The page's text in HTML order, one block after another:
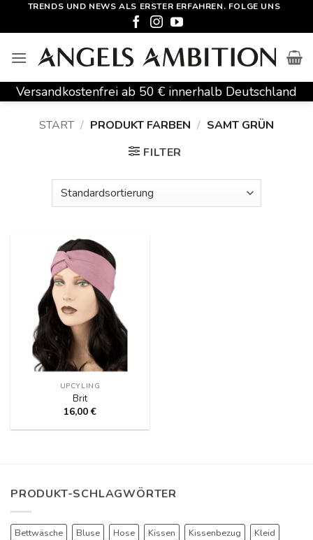
TRENDS UND NEWS ALS ERSTER ERFAHREN. FOLGE UNS
Versandkostenfrei ab 50 € innerhalb Deutschland
START / PRODUKT FARBEN / SAMT GRÜN
FILTER
UPCYLING
Brit
16,00€
PRODUKT-SCHLAGWÖRTER
Bettwäsche Bluse Hose Kissen Kissenbezug
Kleid